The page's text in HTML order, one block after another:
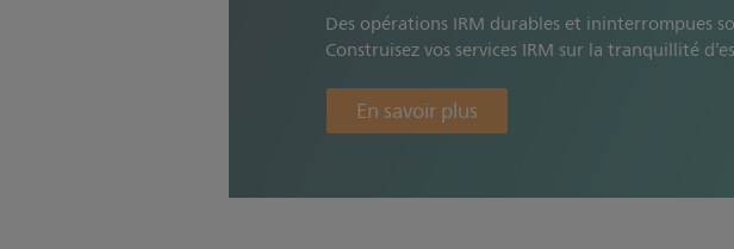
Des opérations IRM durables et ininterrompues
Construisez vos services IRM sur la tranquillité
En savoir plus